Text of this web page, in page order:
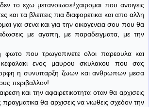
δεν το εχω μετανοιωσει!χαιρομαι που ανοιγεις
και τα βλεπεις πια διαφορετικα και απο αλλη
για σενα και για την οικογενεια σου που θα
με αγαπη, με παραδειγματα, με την
φωτο που τρωγοπινετε ολοι παρεουλα και
κεφαλακι ενος μαυρου σκυλακου που σας
η συνυπαρξη ζωων και ανθρωπων μεσα
περιβαλλον!
και την αφαιρετικοτητα οταν θα αρχισεις
πραγματικα θα αρχισεις να νιωθεις σχεδον την